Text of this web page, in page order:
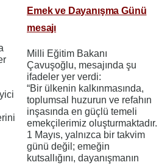
Emek ve Dayanışma Günü
mesajı
Milli Eğitim Bakanı
Çavuşoğlu, mesajında şu
ifadeler yer verdi:
“Bir ülkenin kalkınmasında,
toplumsal huzurun ve refahın
inşasında en güçlü temeli
emekçilerimiz oluşturmaktadır.
1 Mayıs, yalnızca bir takvim
günü değil; emeğin
kutsallığını, dayanışmanın